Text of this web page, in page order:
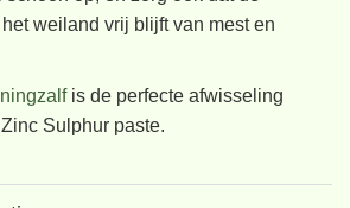
weiland vrij blijft van mest en
is de perfecte afwisseling
Sulphur paste.